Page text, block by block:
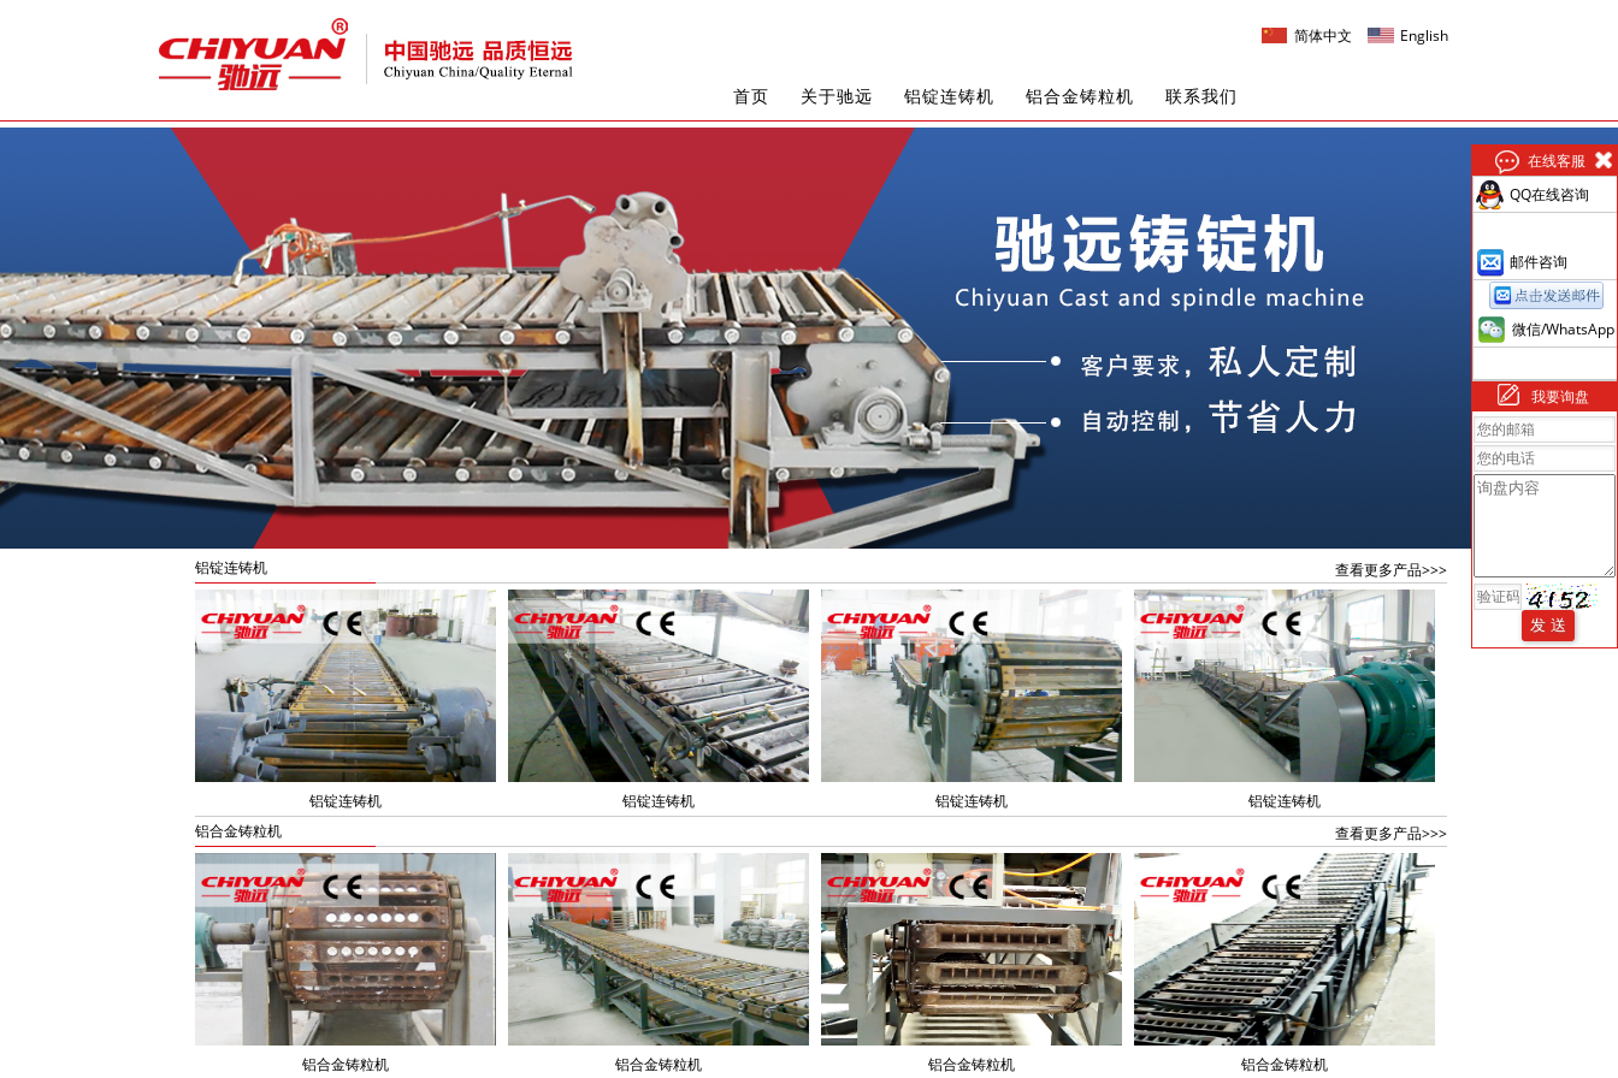
简体中文 English
首页 关于驰远 铝锭连铸机 铝合金铸粒机 联系我们
铝锭连铸机 查看更多产品>>>
铝锭连铸机 铝锭连铸机 铝锭连铸机
铝锭连铸机
铝合金铸粒机
查看更多产品>>>
铝合金铸粒机 铝合金铸粒机 铝合金铸粒机 铝合金铸粒机
在线客服
QQ在线咨询
邮件咨询
微信/WhatsApp
我要询盘